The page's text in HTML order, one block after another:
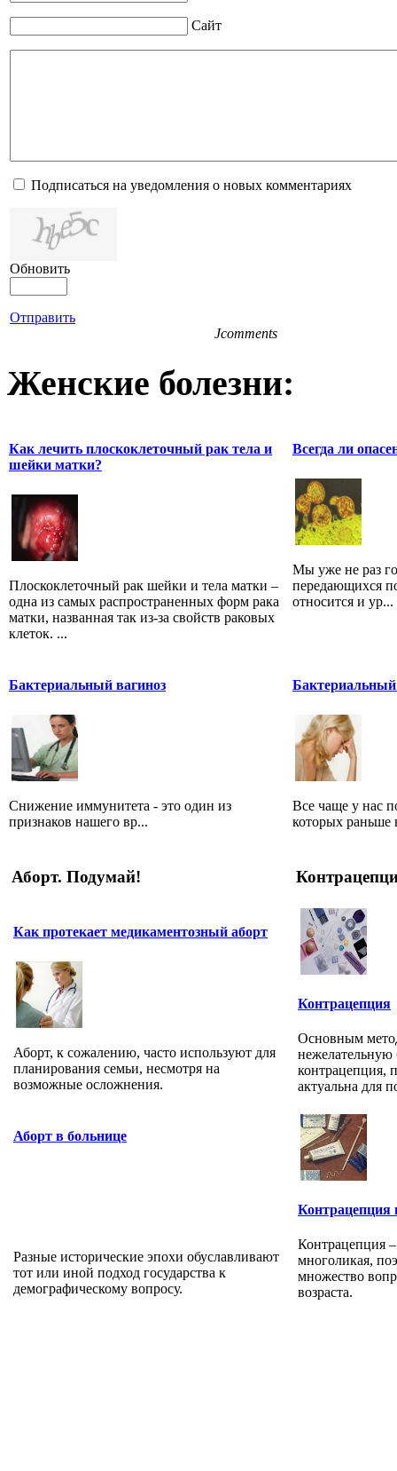
Сайт
Подписаться на уведомления о новых комментариях
Обновить
Отправить
Jcomments
Женские болезни:
Как лечить плоскоклеточный рак тела и
шейки матки?
Плоскоклеточный рак шейки и тела матки –
одна из самых распространенных форм рака
матки, названная так из-за свойств раковых
клеток. ...
Всегда ли
Мы уже не раз
передающихся
относится и ур...
Бактериальный вагиноз
Снижение иммунитета - это один из
признаков нашего вр...
Бактериальный
Все чаще у нас
которых раньше
Аборт. Подумай!
Как протекает медикаментозный аборт
Аборт, к сожалению, часто используют для
планирования семьи, несмотря на
возможные осложнения.
Аборт в больнице
Разные исторические эпохи обуславливают
тот или иной подход государства к
демографическому вопросу.
Контрацепция
Основным
нежелательную
контрацепция,
актуальна для
Контрацепция
Контрацепция –
многоликая,
множество
возраста.